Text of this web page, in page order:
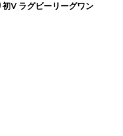
V ラグビーリーグワン